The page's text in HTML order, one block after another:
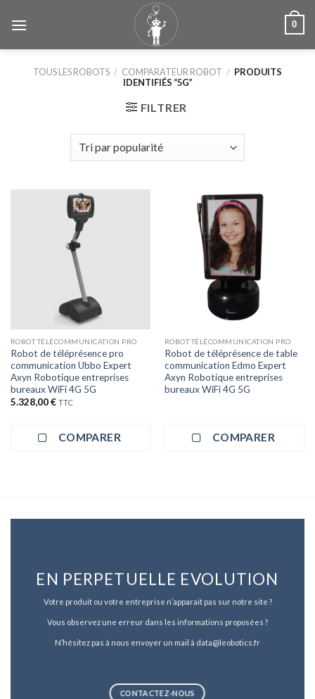
0
TOUS LES ROBOTS / COMPARATEUR ROBOT / PRODUITS
IDENTIFIÉS “5G”
FILTRER
ROBOT TÉLÉCOMMUNICATION PRO
Robot de téléprésence pro
communication Ubbo Expert
Axyn Robotique entreprises
bureaux WiFi 4G 5G
5.328,00€ TTC
COMPARER
ROBOT TÉLÉCOMMUNICATION PRO
Robot de téléprésence de table
communication Edmo Expert
Axyn Robotique entreprises
bureaux WiFi 4G 5G
COMPARER
EN PERPETUELLE EVOLUTION
Votre produit ou votre entreprise n’apparait pas sur notre site ?
Vous observez une erreur dans les informations proposées ?
N’hésitez pas à nous envoyer un mail à data@leobotics.fr
CONTACTEZ-NOUS